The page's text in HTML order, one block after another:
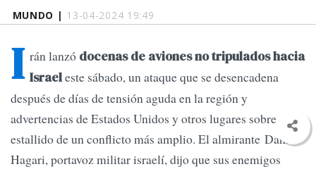
MUNDO | 13-04-2024 19:49
I rán lanzó docenas de aviones no tripulados hacia
Israeleste sábado, un ataque que se desencadena
después de días de tensión aguda en la región y
advertencias de Estados Unidos y otros lugares sobre el
estallido de un conflicto más amplio. El almirante Daniel
Hagari, portavoz militar israelí, dijo que sus enemigos